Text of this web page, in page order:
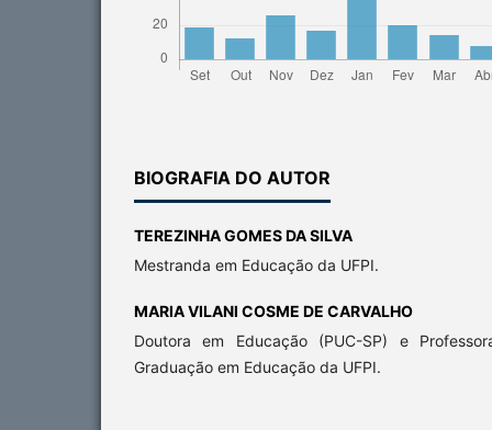
BIOGRAFIA DO AUTOR
TEREZINHA GOMES DA SILVA
Mestranda em Educação da UFPI.
MARIA VILANI COSME DE CARVALHO
Doutora em Educação (PUC-SP) e
Graduação em Educação da UFPI.